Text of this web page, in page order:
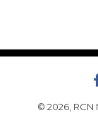
© 2026,